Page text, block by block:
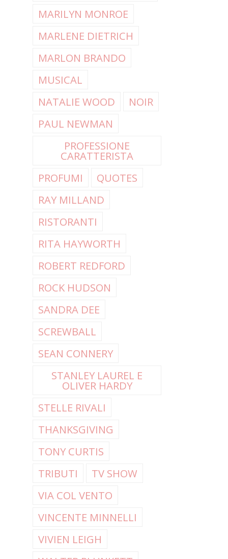
MARILYN MONROE
MARLENE DIETRICH
MARLON BRANDO
MUSICAL
NATALIE WOOD
NOIR
PAUL NEWMAN
PROFESSIONE
CARATTERISTA
PROFUMI
QUOTES
RAY MILLAND
RISTORANTI
RITA HAYWORTH
ROBERT REDFORD
ROCK HUDSON
SANDRA DEE
SCREWBALL
SEAN CONNERY
STANLEY LAUREL E
OLIVER HARDY
STELLE RIVALI
THANKSGIVING
TONY CURTIS
TRIBUTI
TV SHOW
VIA COL VENTO
VINCENTE MINNELLI
VIVIEN LEIGH